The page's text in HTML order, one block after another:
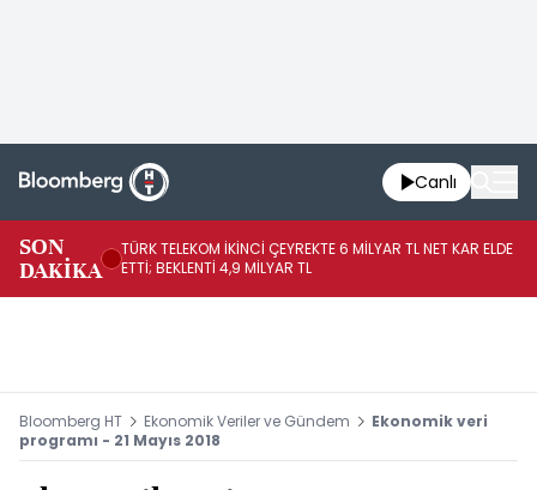
Canlı
SON
DAKİKA
TÜRK TELEKOM İKİNCİ ÇEYREKTE 6 MİLYAR TL NET KAR ELDE
ETTİ; BEKLENTİ 4,9 MİLYAR TL
Bloomberg HT Ekonomik Veriler ve Gündem
Ekonomik veri
programı - 21 Mayıs 2018